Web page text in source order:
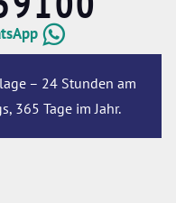
– 24 Stunden am
365 Tage im Jahr.